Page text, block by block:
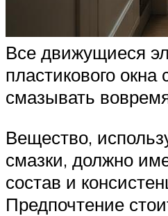
Все движущиеся
пластикового окна
смазывать
Вещество,
смазки, должно
состав и
Предпочтение